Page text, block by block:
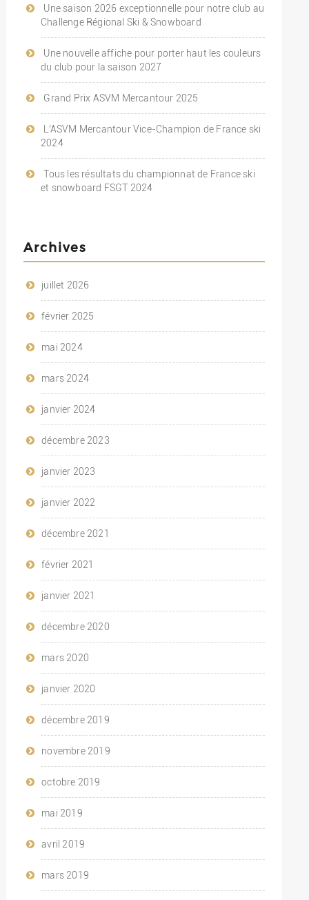
Une saison 2026 exceptionnelle pour notre club au
Challenge Régional Ski & Snowboard
Une nouvelle affiche pour porter haut les couleurs
du club pour la saison 2027
Grand Prix ASVM Mercantour 2025
L’ASVM Mercantour Vice-Champion de France ski
2024
Tous les résultats du championnat de France ski
et snowboard FSGT 2024
Archives
juillet 2026
février 2025
mai 2024
mars 2024
janvier 2024
décembre 2023
janvier 2023
janvier 2022
décembre 2021
février 2021
janvier 2021
décembre 2020
mars 2020
janvier 2020
décembre 2019
novembre 2019
octobre 2019
mai 2019
avril 2019
mars 2019